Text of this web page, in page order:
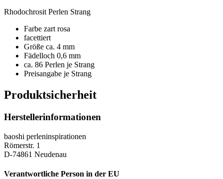
Rhodochrosit Perlen Strang
Farbe zart rosa
facettiert
Größe ca. 4 mm
Fädelloch 0,6 mm
ca. 86 Perlen je Strang
Preisangabe je Strang
Produktsicherheit
Herstellerinformationen
baoshi perleninspirationen
Römerstr. 1
D-74861 Neudenau
Verantwortliche Person in der EU